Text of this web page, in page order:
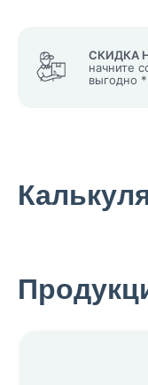
СКИДКА
начните
выгодно *